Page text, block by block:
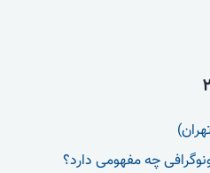
چه مفهومی دارد؟